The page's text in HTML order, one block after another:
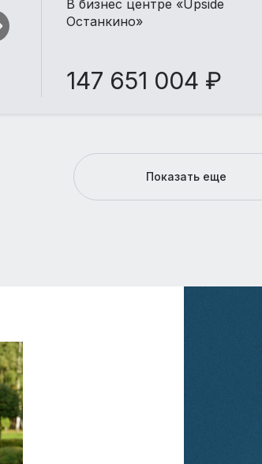
В бизнес центре «Upside
Останкино»
147 651 004 ₽
Показать еще